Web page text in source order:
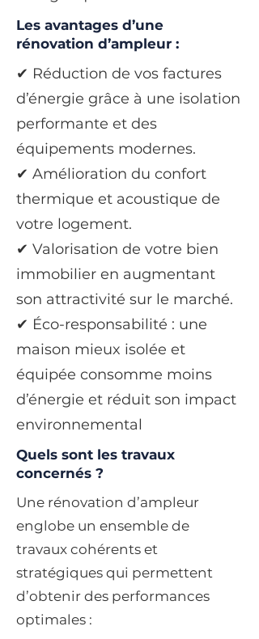
Les avantages d’une
rénovation d’ampleur :
✔ Réduction de vos factures
d’énergie grâce à une isolation
performante et des
équipements modernes.
✔ Amélioration du confort
thermique et acoustique de
votre logement.
✔ Valorisation de votre bien
immobilier en augmentant
son attractivité sur le marché.
✔ Éco-responsabilité : une
maison mieux isolée et
équipée consomme moins
d’énergie et réduit son impact
environnemental
Quels sont les travaux
concernés ?
Une rénovation d’ampleur
englobe un ensemble de
travaux cohérents et
stratégiques qui permettent
d’obtenir des performances
optimales :